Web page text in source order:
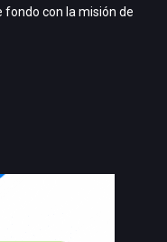
fondo con la misión de